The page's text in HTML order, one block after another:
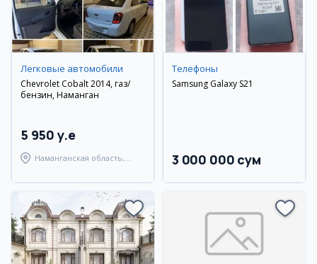
Легковые автомобили
Chevrolet Cobalt 2014, газ/
бензин, Наманган
5 950 y.e
Наманганская область,
Телефоны
Samsung Galaxy S21
3 000 000 сум